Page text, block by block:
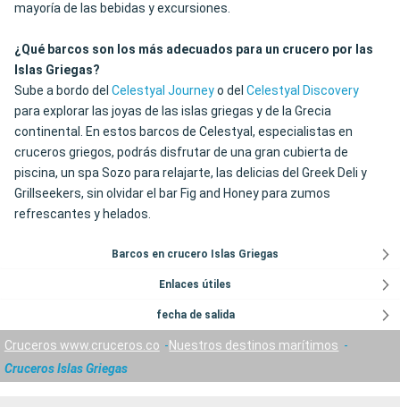
mayoría de las bebidas y excursiones.
¿Qué barcos son los más adecuados para un crucero por las
Islas Griegas?
Sube a bordo del Celestyal Journeyo del Celestyal Discovery
para explorar las joyas de las islas griegas y de la Grecia
continental. En estos barcos de Celestyal, especialistas en
cruceros griegos, podrás disfrutar de una gran cubierta de
piscina, un spa Sozo para relajarte, las delicias del Greek Deli y
Grillseekers, sin olvidar el bar Fig and Honey para zumos
refrescantes y helados.
Barcos en crucero Islas Griegas
Enlaces útiles
fecha de salida
Cruceros www.cruceros.co
Nuestros destinos marítimos
Cruceros Islas Griegas